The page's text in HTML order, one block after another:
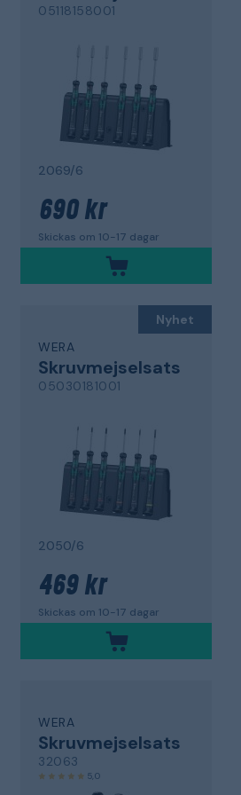
05118158001
2069/6
690 kr
Skickas om 10-17 dagar
Nyhet
WERA
Skruvmejselsats
05030181001
2050/6
469 kr
Skickas om 10-17 dagar
WERA
Skruvmejselsats
32063
5,0